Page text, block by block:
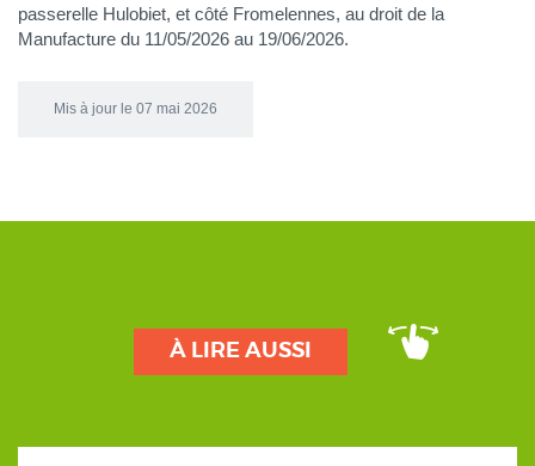
passerelle Hulobiet, et côté Fromelennes, au droit de la
Manufacture du 11/05/2026 au 19/06/2026.
Mis à jour le 07 mai 2026
À LIRE AUSSI